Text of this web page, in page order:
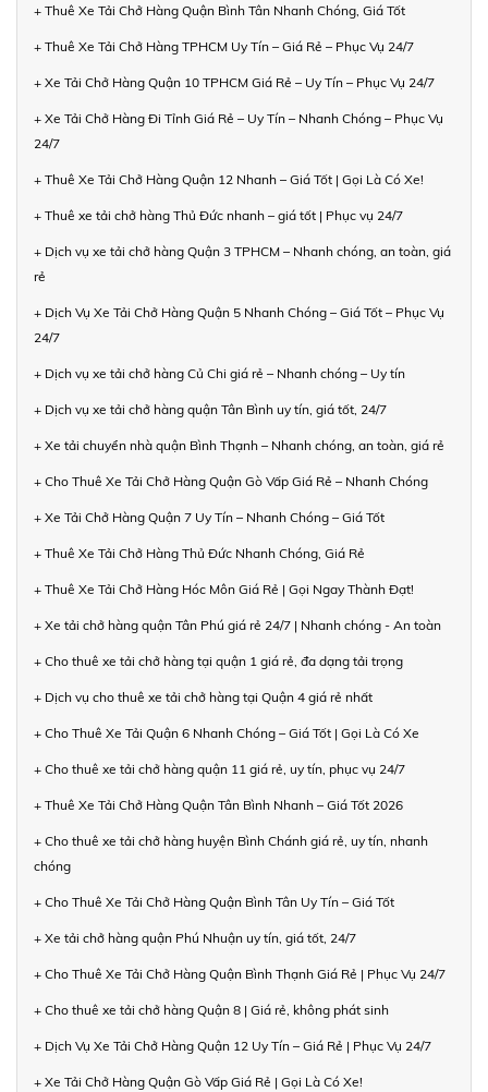
+ Thuê Xe Tải Chở Hàng Quận Bình Tân Nhanh Chóng, Giá Tốt
+ Thuê Xe Tải Chở Hàng TPHCM Uy Tín – Giá Rẻ – Phục Vụ 24/7
+ Xe Tải Chở Hàng Quận 10 TPHCM Giá Rẻ – Uy Tín – Phục Vụ 24/7
+ Xe Tải Chở Hàng Đi Tỉnh Giá Rẻ – Uy Tín – Nhanh Chóng – Phục Vụ
24/7
+ Thuê Xe Tải Chở Hàng Quận 12 Nhanh – Giá Tốt | Gọi Là Có Xe!
+ Thuê xe tải chở hàng Thủ Đức nhanh – giá tốt | Phục vụ 24/7
+ Dịch vụ xe tải chở hàng Quận 3 TPHCM – Nhanh chóng, an toàn, giá
rẻ
+ Dịch Vụ Xe Tải Chở Hàng Quận 5 Nhanh Chóng – Giá Tốt – Phục Vụ
24/7
+ Dịch vụ xe tải chở hàng Củ Chi giá rẻ – Nhanh chóng – Uy tín
+ Dịch vụ xe tải chở hàng quận Tân Bình uy tín, giá tốt, 24/7
+ Xe tải chuyển nhà quận Bình Thạnh – Nhanh chóng, an toàn, giá rẻ
+ Cho Thuê Xe Tải Chở Hàng Quận Gò Vấp Giá Rẻ – Nhanh Chóng
+ Xe Tải Chở Hàng Quận 7 Uy Tín – Nhanh Chóng – Giá Tốt
+ Thuê Xe Tải Chở Hàng Thủ Đức Nhanh Chóng, Giá Rẻ
+ Thuê Xe Tải Chở Hàng Hóc Môn Giá Rẻ | Gọi Ngay Thành Đạt!
+ Xe tải chở hàng quận Tân Phú giá rẻ 24/7 | Nhanh chóng - An toàn
+ Cho thuê xe tải chở hàng tại quận 1 giá rẻ, đa dạng tải trọng
+ Dịch vụ cho thuê xe tải chở hàng tại Quận 4 giá rẻ nhất
+ Cho Thuê Xe Tải Quận 6 Nhanh Chóng – Giá Tốt | Gọi Là Có Xe
+ Cho thuê xe tải chở hàng quận 11 giá rẻ, uy tín, phục vụ 24/7
+ Thuê Xe Tải Chở Hàng Quận Tân Bình Nhanh – Giá Tốt 2026
+ Cho thuê xe tải chở hàng huyện Bình Chánh giá rẻ, uy tín, nhanh
chóng
+ Cho Thuê Xe Tải Chở Hàng Quận Bình Tân Uy Tín – Giá Tốt
+ Xe tải chở hàng quận Phú Nhuận uy tín, giá tốt, 24/7
+ Cho Thuê Xe Tải Chở Hàng Quận Bình Thạnh Giá Rẻ | Phục Vụ 24/7
+ Cho thuê xe tải chở hàng Quận 8 | Giá rẻ, không phát sinh
+ Dịch Vụ Xe Tải Chở Hàng Quận 12 Uy Tín – Giá Rẻ | Phục Vụ 24/7
+ Xe Tải Chở Hàng Quận Gò Vấp Giá Rẻ | Gọi Là Có Xe!